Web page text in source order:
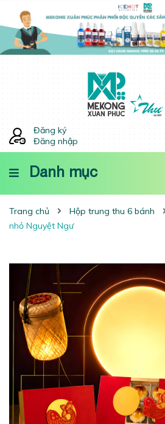
Đăng ký
Đăng nhập
Danh mục
Trang chủ Hộp trung thu 6 bánh
nhỏ Nguyệt Ngư